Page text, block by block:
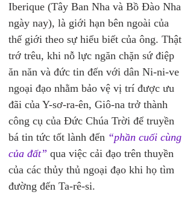
Iberique (Tây Ban Nha và Bồ Đào Nha
ngày nay), là giới hạn bên ngoài của
thế giới theo sự hiểu biết của ông. Thật
trớ trêu, khi nỗ lực ngăn chặn sứ điệp
ăn năn và đức tin đến với dân Ni-ni-ve
ngoại đạo nhằm bảo vệ vị trí được ưu
đãi của Y-sơ-ra-ên, Giô-na trở thành
công cụ của Đức Chúa Trời để truyền
bá tin tức tốt lành đến “phần cuối cùng
của đất” qua việc cải đạo trên thuyền
của các thủy thủ ngoại đạo khi họ tìm
đường đến Ta-rê-si.